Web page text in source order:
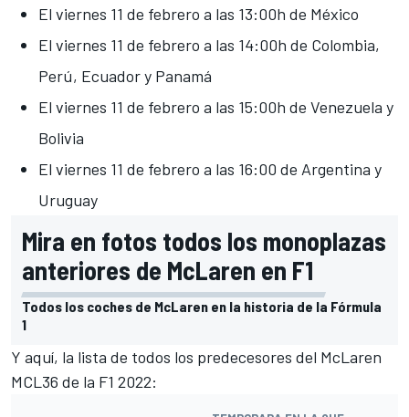
El viernes 11 de febrero a las 13:00h de México
El viernes 11 de febrero a las 14:00h de Colombia,
Perú, Ecuador y Panamá
El viernes 11 de febrero a las 15:00h de Venezuela y
Bolivia
El viernes 11 de febrero a las 16:00 de Argentina y
Uruguay
Mira en fotos todos los monoplazas
anteriores de McLaren en F1
Todos los coches de McLaren en la historia de la Fórmula
1
Y aquí, la lista de todos los predecesores del McLaren
MCL36 de la F1 2022: